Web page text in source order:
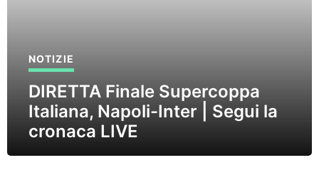
NOTIZIE
DIRETTA Finale Supercoppa
Italiana, Napoli-Inter | Segui la
cronaca LIVE